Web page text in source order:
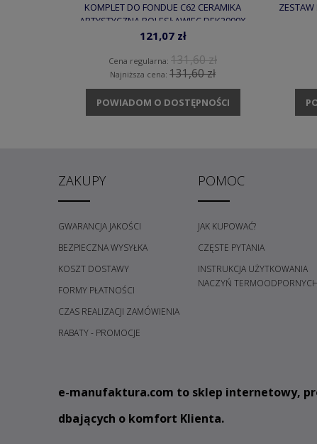
KOMPLET DO FONDUE C62 CERAMIKA
ARTYSTYCZNA BOLESŁAWIEC DEK2999X
121,07 zł
Cena regularna: 131,60 zł
Najniższa cena: 131,60 zł
POWIADOM O DOSTĘPNOŚCI
ZAKUPY
GWARANCJA JAKOŚCI
BEZPIECZNA WYSYŁKA
KOSZT DOSTAWY
FORMY PŁATNOŚCI
CZAS REALIZACJI ZAMÓWIENIA
RABATY - PROMOCJE
POMOC
JAK KUPOWAĆ?
CZĘSTE PYTANIA
INSTRUKCJA UŻYTKOWANIA
NACZYŃ TERMOODPORNYCH
e-manufaktura.com to sklep internetowy,
dbających o komfort Klienta.